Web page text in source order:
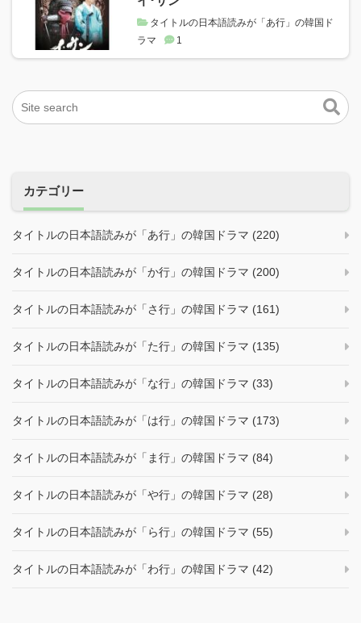
タイトルの日本語読みが「あ行」の韓国ド
ラマ
1
カテゴリー
タイトルの日本語読みが「あ行」の韓国ドラマ (220)
タイトルの日本語読みが「か行」の韓国ドラマ (200)
タイトルの日本語読みが「さ行」の韓国ドラマ (161)
タイトルの日本語読みが「た行」の韓国ドラマ (135)
タイトルの日本語読みが「な行」の韓国ドラマ (33)
タイトルの日本語読みが「は行」の韓国ドラマ (173)
タイトルの日本語読みが「ま行」の韓国ドラマ (84)
タイトルの日本語読みが「や行」の韓国ドラマ (28)
タイトルの日本語読みが「ら行」の韓国ドラマ (55)
タイトルの日本語読みが「わ行」の韓国ドラマ (42)